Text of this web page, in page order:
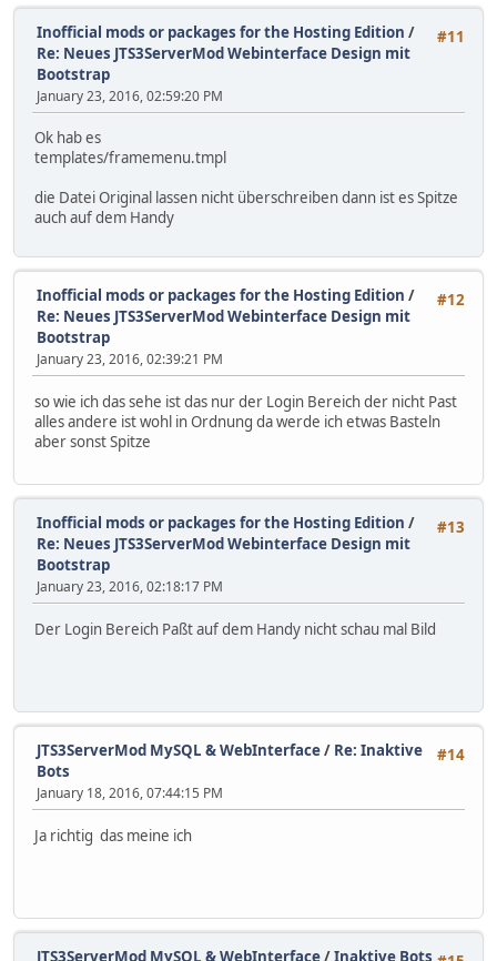
#11
Inofficial mods or packages for the Hosting Edition /
Re: Neues JTS3ServerMod Webinterface Design mit
Bootstrap
January 23, 2016, 02:59:20 PM
Ok hab es
templates/framemenu.tmpl
die Datei Original lassen nicht überschreiben dann ist es Spitze
auch auf dem Handy
#12
Inofficial mods or packages for the Hosting Edition /
Re: Neues JTS3ServerMod Webinterface Design mit
Bootstrap
January 23, 2016, 02:39:21 PM
so wie ich das sehe ist das nur der Login Bereich der nicht Past
alles andere ist wohl in Ordnung da werde ich etwas Basteln
aber sonst Spitze
#13
Inofficial mods or packages for the Hosting Edition /
Re: Neues JTS3ServerMod Webinterface Design mit
Bootstrap
January 23, 2016, 02:18:17 PM
Der Login Bereich Paßt auf dem Handy nicht schau mal Bild
#14
JTS3ServerMod MySQL & WebInterface/ Re: Inaktive
Bots
January 18, 2016, 07:44:15 PM
Ja richtig das meine ich
JTS3ServerMod MySQL & WebInterface/Inaktive Bots